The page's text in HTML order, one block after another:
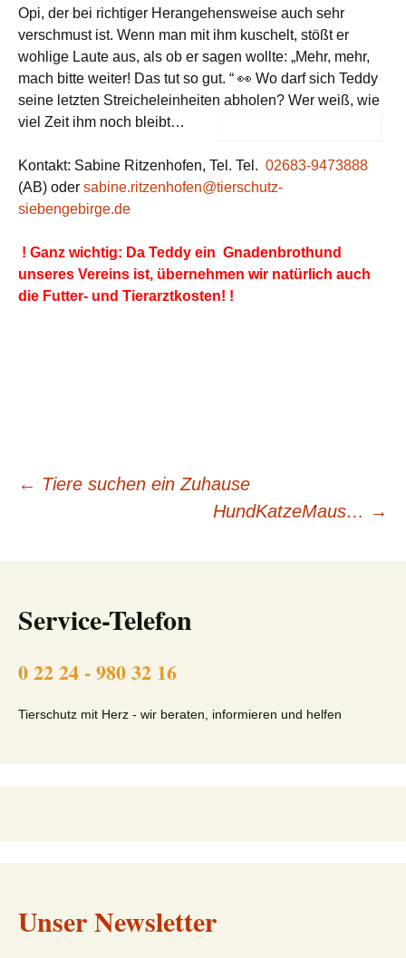
Opi, der bei richtiger Herangehensweise auch sehr
verschmust ist. Wenn man mit ihm kuschelt, stößt er
wohlige Laute aus, als ob er sagen wollte: „Mehr, mehr,
mach bitte weiter! Das tut so gut. “ 👀 Wo darf sich Teddy
seine letzten Streicheleinheiten abholen? Wer weiß, wie
viel Zeit ihm noch bleibt…
Kontakt: Sabine Ritzenhofen, Tel. Tel. 02683-9473888
(AB) oder sabine.ritzenhofen@tierschutz-
siebengebirge.de
! Ganz wichtig: Da Teddy ein Gnadenbrothund
unseres Vereins ist, übernehmen wir natürlich auch
die Futter- und Tierarztkosten! !
Beitragsnavigation
← Tiere suchen ein Zuhause
HundKatzeMaus… →
Service-Telefon
0 22 24 - 980 32 16
Tierschutz mit Herz - wir beraten, informieren und helfen
Unser Newsletter